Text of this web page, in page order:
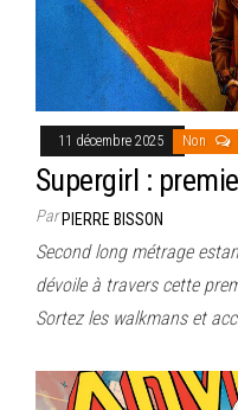
11 décembre 2025 Non
Supergirl :
ParPIERRE BISSON
Second long métrage
dévoile à travers cette
Sortez les walkmans et